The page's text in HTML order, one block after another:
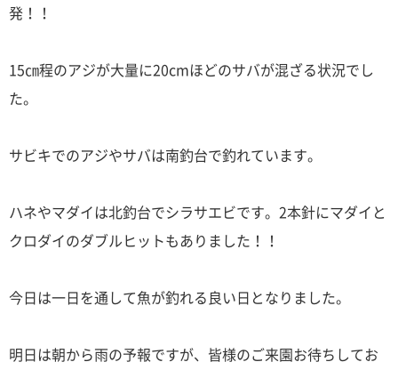
発！！
15㎝程のアジが大量に20cmほどのサバが混ざる状況でし
た。
サビキでのアジやサバは南釣台で釣れています。
ハネやマダイは北釣台でシラサエビです。2本針にマダイと
クロダイのダブルヒットもありました！！
今日は一日を通して魚が釣れる良い日となりました。
明日は朝から雨の予報ですが、皆様のご来園お待ちしてお